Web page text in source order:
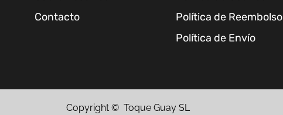
Contacto
Política de Reembolso
Política de Envío
Copyright © Toque Guay SL